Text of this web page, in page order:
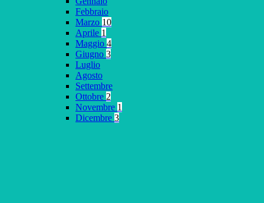
Febbraio
Marzo 10
Aprile 1
Maggio 4
Giugno 3
Luglio
Agosto
Settembre
Ottobre 2
Novembre 1
Dicembre 3